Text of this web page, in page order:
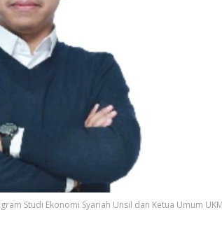
Studi Ekonomi Syariah Unsil dan Ketua Umum